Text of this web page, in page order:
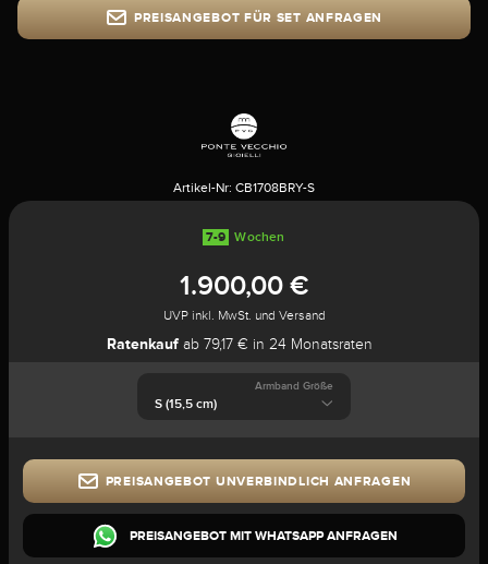
PREISANGEBOT FÜR SET ANFRAGEN
Artikel-Nr: CB1708BRY-S
7-9 Wochen
1.900,00 €
UVP inkl. MwSt. und Versand
Ratenkauf ab 79,17 € in 24 Monatsraten
Armband Größe
PREISANGEBOT UNVERBINDLICH ANFRAGEN
PREISANGEBOT MIT WHATSAPP ANFRAGEN